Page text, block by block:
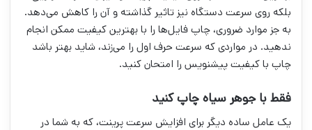
بلکه روی سرعت دستگاه نیز تاثیر گذاشته و آن را کاهش می‌دهد.
به جز موارد ضروری، چاپ فایل‌ها را با بهترین کیفیت ممکن انجام
ندهید. در مواردی که سرعت حرف اول را می‌زند، شاید بهتر باشد
چاپ با کیفیت پیشنویس را امتحان کنید.
فقط با جوهر سیاه چاپ کنید
یک عامل ساده دیگر برای افزایش سرعت پرینت، که به شما در